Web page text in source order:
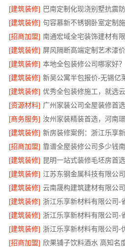
[建筑装修]
[建筑装修] 句容慕新不锈钢卧室定制
[招商加盟]
[建筑装修]
[建筑装修] 本地全包装修公司哪家好
[建筑装修] 新吴公寓半包报价-无锡亿
[建筑装修] 优秀全包装修施工，就选
[资源材料] 广州家装公司全屋装修首
[商务服务]
[建筑装修] 新房装修案例：浙江乐享
[招商加盟]
[建筑装修] 昆明一站式装修毛坯房首
[建筑装修] 江苏东钢金属科技有限公
[建筑装修] 云南晟构建筑建材有限公
[建筑装修]
[建筑装修]
[建筑装修]
[招商加盟] 欣果铺子饮料酒水 高知名